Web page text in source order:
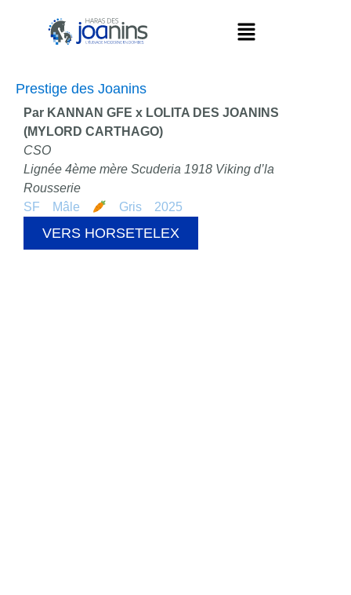
Prestige des Joanins
Par KANNAN GFE x LOLITA DES JOANINS
(MYLORD CARTHAGO)
CSO
Lignée 4ème mère Scuderia 1918 Viking d’la
Rousserie
SF
Mâle Gris 2025
VERS HORSETELEX